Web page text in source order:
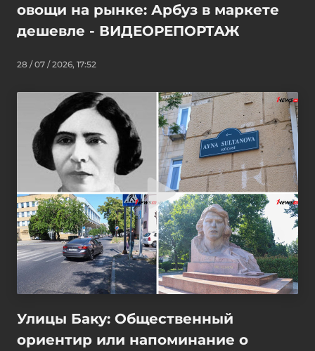
овощи на рынке: Арбуз в маркете
дешевле - ВИДЕОРЕПОРТАЖ
28 / 07 / 2026, 17:52
Улицы Баку: Общественный
ориентир или напоминание о